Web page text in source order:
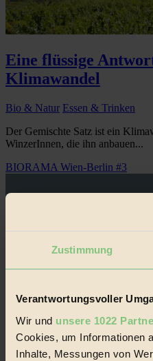
Zustimmung
Verantwortungsvoller
Wir und unsere 1022
Cookies, um Informationen
Inhalte, Messungen von
Eine flüssige
Klimawandel
Bio & Natur Essen & Trinken
Der Gemischte Satz ist ein
WinzerInnen, die ihn anbauen...
BIORAMA Wien-Berlin #3